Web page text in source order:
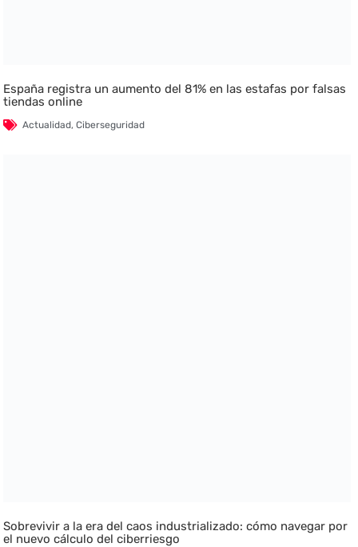
España registra un aumento del 81% en las estafas por falsas
tiendas online
Actualidad,Ciberseguridad
Sobrevivir a la era del caos industrializado: cómo navegar por
el nuevo cálculo del ciberriesgo